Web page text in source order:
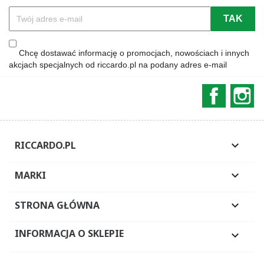
Chcę dostawać informację o promocjach, nowościach i innych
akcjach specjalnych od riccardo.pl na podany adres e-mail
RICCARDO.PL 
MARKI 
STRONA GŁÓWNA 
INFORMACJA O SKLEPIE 